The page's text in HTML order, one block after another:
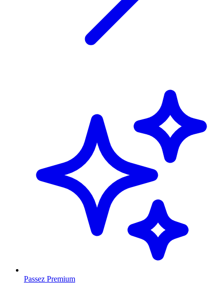
Passez Premium